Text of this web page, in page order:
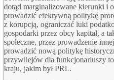
dotąd marginalizowane kierunki i
prowadzić efektywną politykę
z korupcją, ograniczać luki
gospodarki przez obcy kapitał, a
społeczne, przez prowadzenie
prowadzić nową politykę
przywilejów dla funkcjonariuszy
kraju, jakim byłPRL.